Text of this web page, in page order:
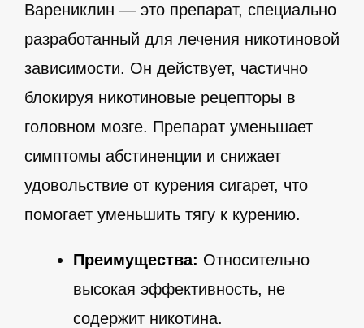
Варениклин — это препарат, специально
разработанный для лечения никотиновой
зависимости. Он действует, частично
блокируя никотиновые рецепторы в
головном мозге. Препарат уменьшает
симптомы абстиненции и снижает
удовольствие от курения сигарет, что
помогает уменьшить тягу к курению.
Преимущества: Относительно
высокая эффективность, не
содержит никотина.